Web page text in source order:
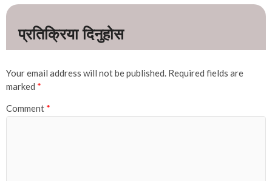
Your email address will not be published. Required fields are
marked *
Comment *